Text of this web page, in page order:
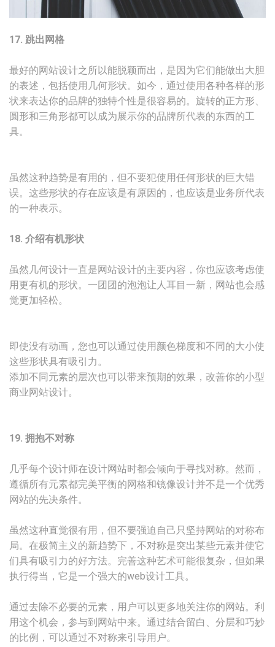
17. 跳出网格
最好的网站设计之所以能脱颖而出，是因为它们能做出大胆
的表述，包括使用几何形状。如今，通过使用各种各样的形
状来表达你的品牌的独特个性是很容易的。旋转的正方形、
圆形和三角形都可以成为展示你的品牌所代表的东西的工
具。
虽然这种趋势是有用的，但不要犯使用任何形状的巨大错
误。这些形状的存在应该是有原因的，也应该是业务所代表
的一种表示。
18. 介绍有机形状
虽然几何设计一直是网站设计的主要内容，你也应该考虑使
用更有机的形状。一团团的泡泡让人耳目一新，网站也会感
觉更加轻松。
即使没有动画，您也可以通过使用颜色梯度和不同的大小使
这些形状具有吸引力。
添加不同元素的层次也可以带来预期的效果，改善你的小型
商业网站设计。
19. 拥抱不对称
几乎每个设计师在设计网站时都会倾向于寻找对称。然而，
遵循所有元素都完美平衡的网格和镜像设计并不是一个优秀
网站的先决条件。
虽然这种直觉很有用，但不要强迫自己只坚持网站的对称布
局。在极简主义的新趋势下，不对称是突出某些元素并使它
们具有吸引力的好方法。完善这种艺术可能很复杂，但如果
执行得当，它是一个强大的web设计工具。
通过去除不必要的元素，用户可以更多地关注你的网站。利
用这个机会，参与到网站中来。通过结合留白、分层和巧妙
的比例，可以通过不对称来引导用户。